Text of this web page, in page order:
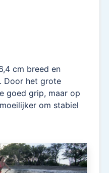
cm breed en
Door het grote
goed grip, maar op
om stabiel